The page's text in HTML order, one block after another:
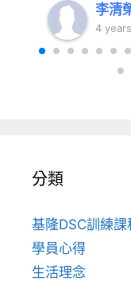
李清
4
分類
基隆DSC訓練課
學員心得
生活理念